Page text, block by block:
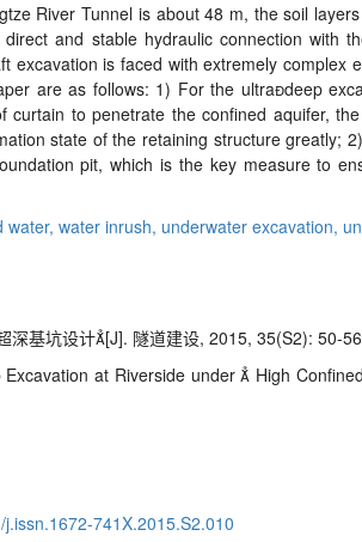
River Tunnel is about 48 m, the soil
and stable hydraulic connection with
is faced with extremely complex
are as follows: 1) For the ultradeep
to penetrate the confined aquifer,
state of the retaining structure greatly;
pit, which is the key measure to
water, water inrush, underwater excavation,
深基坑设计[J]. 隧道建设, 2015, 35(S2): 50-
at Riverside under  High
741X.2015.S2.010